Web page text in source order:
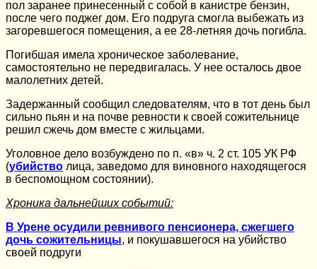
пол заранее принесенный с собой в канистре бензин,
после чего поджег дом. Его подруга смогла выбежать из
загоревшегося помещения, а ее 28-летняя дочь погибла.
Погибшая имела хроническое заболевание,
самостоятельно не передвигалась. У нее осталось двое
малолетних детей.
Задержанный сообщил следователям, что в тот день был
сильно пьян и на почве ревности к своей сожительнице
решил сжечь дом вместе с жильцами.
Уголовное дело возбуждено по п. «в» ч. 2 ст. 105 УК РФ
(убийство лица, заведомо для виновного находящегося
в беспомощном состоянии).
Хроника дальнейших событий:
В Урене осудили ревнивого пенсионера, сжегшего
дочь сожительницы, и покушавшегося на убийство
своей подруги